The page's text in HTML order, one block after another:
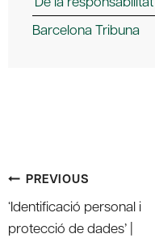
Barcelona Tribuna
Post
navigation
PREVIOUS
‘Identificació personal i
protecció de dades’ |